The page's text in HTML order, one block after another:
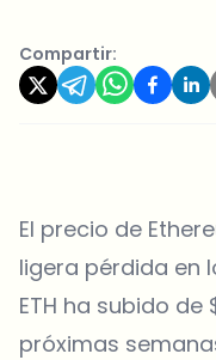
Compartir:
El precio de
ligera pérdida en
ETH ha subido de
próximas